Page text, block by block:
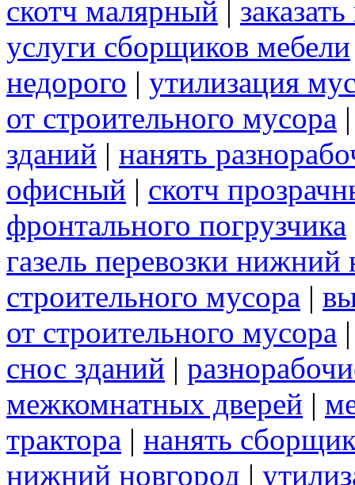
скотч малярный |
услуги сборщиков мебели
недорого | утилизация
от строительного мусора
зданий | нанять
офисный | скотч
фронтального погрузчика
газель перевозки нижний
строительного мусора |
от строительного мусора
снос зданий |
межкомнатных дверей |
трактора | нанять
нижний новгород |